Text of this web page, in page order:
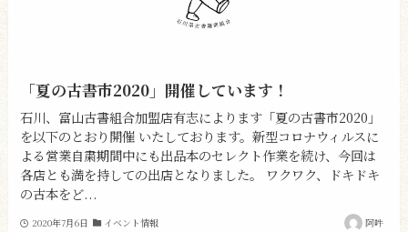
「夏の古書市2020」開催しています！
石川、富山古書組合加盟店有志によります「夏の古書市2020」
を以下のとおり開催 いたしております。新型コロナウィルスに
よる営業自粛期間中にも出品本のセレクト作業を続け、今回は
各店とも満を持しての出店となりました。 ワクワク、ドキドキ
の古本をど...
2020年7月6日 イベント情報 阿吽